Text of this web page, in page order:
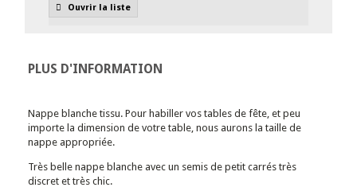
Ouvrir la liste
PLUS D'INFORMATION
Nappe blanche tissu. Pour habiller vos tables de fête, et peu
importe la dimension de votre table, nous aurons la taille de
nappe appropriée.
Très belle nappe blanche avec un semis de petit carrés très
discret et très chic.